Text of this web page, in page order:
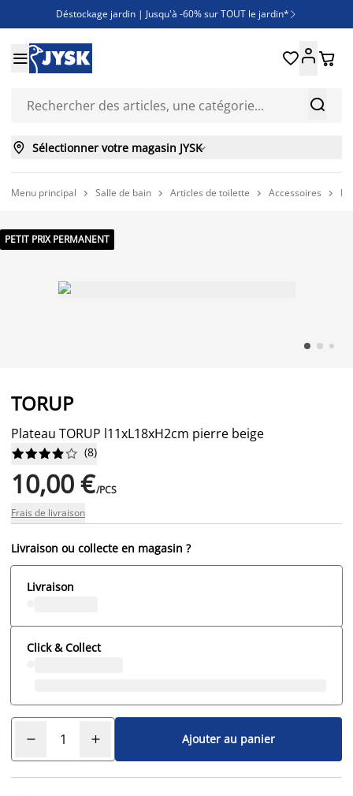
Déstockage jardin | Jusqu'à -60% sur TOUT le jardin* 
Jusqu'à -50% sur une sélection literie
Découvrez les nouveautés de la collection


 
 Sélectionner votre magasin JYSK
Menu principal  Salle de bain  Articles de toilette  Accessoires 
PETIT PRIX PERMANENT
TORUP
Plateau TORUP l11xL18xH2cm pierre beige





 (8)
10,00 €/PCS
Frais de livraison
Livraison ou collecte en magasin ?
Livraison
Click & Collect
Ajouter au panier